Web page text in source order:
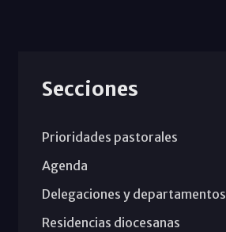
Secciones
Prioridades pastorales
Agenda
Delegaciones y departamentos
Residencias diocesanas